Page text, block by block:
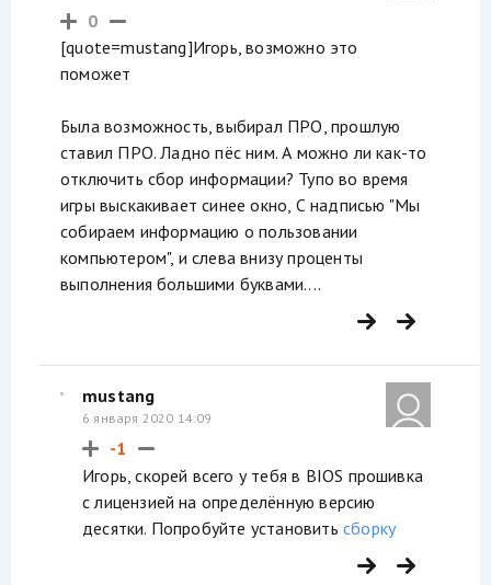
0
[quote=mustang]Игорь, возможно это
поможет
Была возможность, выбирал ПРО, прошлую
ставил ПРО. Ладно пёс ним. А можно ли как-то
отключить сбор информации? Тупо во время
игры выскакивает синее окно, С надписью "Мы
собираем информацию о пользовании
компьютером", и слева внизу проценты
выполнения большими буквами....
mustang
6 января 2020 14:09
-1
Игорь, скорей всего у тебя в BIOS прошивка
с лицензией на определённую версию
десятки. Попробуйте установить сборку